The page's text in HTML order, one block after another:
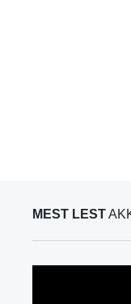
MEST LEST